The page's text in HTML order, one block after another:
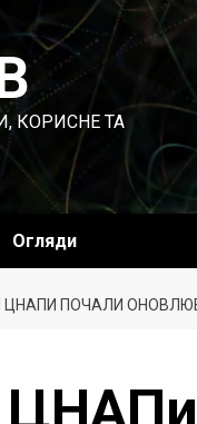
КОРИСНЕ ТА
Огляди
ЦНАПИ ПОЧАЛИ